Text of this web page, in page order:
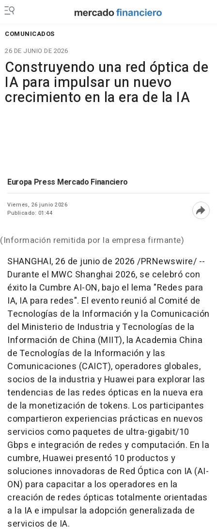
COMUNICADOS
26 DE JUNIO DE 2026
Construyendo una red óptica de
IA para impulsar un nuevo
crecimiento en la era de la IA
Europa Press Mercado Financiero
Viernes, 26 junio 2026
Publicado: 01:44
(Información remitida por la empresa firmante)
SHANGHAI, 26 de junio de 2026 /PRNewswire/ --
Durante el MWC Shanghai 2026, se celebró con
éxito la Cumbre AI-ON, bajo el lema "Redes para
IA, IA para redes". El evento reunió al Comité de
Tecnologías de la Información y la Comunicación
del Ministerio de Industria y Tecnologías de la
Información de China (MIIT), la Academia China
de Tecnologías de la Información y las
Comunicaciones (CAICT), operadores globales,
socios de la industria y Huawei para explorar las
tendencias de las redes ópticas en la nueva era
de la monetización de tokens. Los participantes
compartieron experiencias prácticas en nuevos
servicios como paquetes de ultra-gigabit/10
Gbps e integración de redes y computación. En la
cumbre, Huawei presentó 10 productos y
soluciones innovadoras de Red Óptica con IA (AI-
ON) para capacitar a los operadores en la
creación de redes ópticas totalmente orientadas
a la IA e impulsar la adopción generalizada de
servicios de IA.